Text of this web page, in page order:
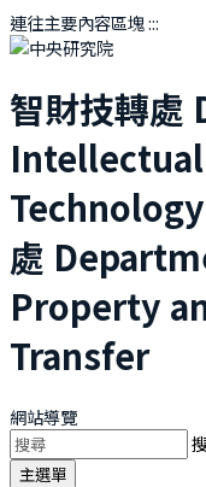
連往主要內容區塊:::
智財技轉處
處
Property
Transfer
網站導覽
主選單